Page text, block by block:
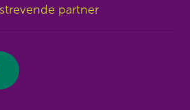
partner